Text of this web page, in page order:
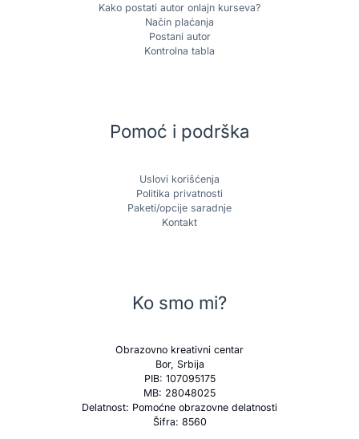
Kako postati autor onlajn kurseva?
Način plaćanja
Postani autor
Kontrolna tabla
Pomoć i podrška
Uslovi korišćenja
Politika privatnosti
Paketi/opcije saradnje
Kontakt
Ko smo mi?
Obrazovno kreativni centar
Bor, Srbija
PIB: 107095175
MB: 28048025
Delatnost: Pomoćne obrazovne delatnosti
Šifra: 8560